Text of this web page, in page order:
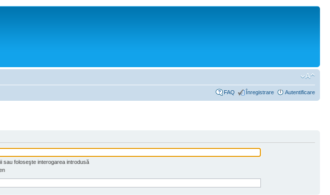
FAQ Înregistrare Autentificare
sau foloseşte interogarea introdusă